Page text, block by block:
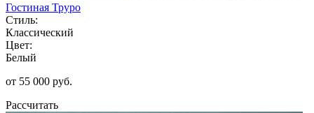
Гостиная Труро
Стиль:
Классический
Цвет:
Белый
от 55 000 руб.
Рассчитать